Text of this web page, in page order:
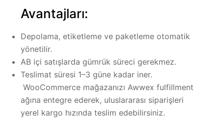
Avantajları:
Depolama, etiketleme ve paketleme otomatik
yönetilir.
AB içi satışlarda gümrük süreci gerekmez.
Teslimat süresi 1–3 güne kadar iner.
WooCommerce mağazanızı Awwex fulfillment
ağına entegre ederek, uluslararası siparişleri
yerel kargo hızında teslim edebilirsiniz.